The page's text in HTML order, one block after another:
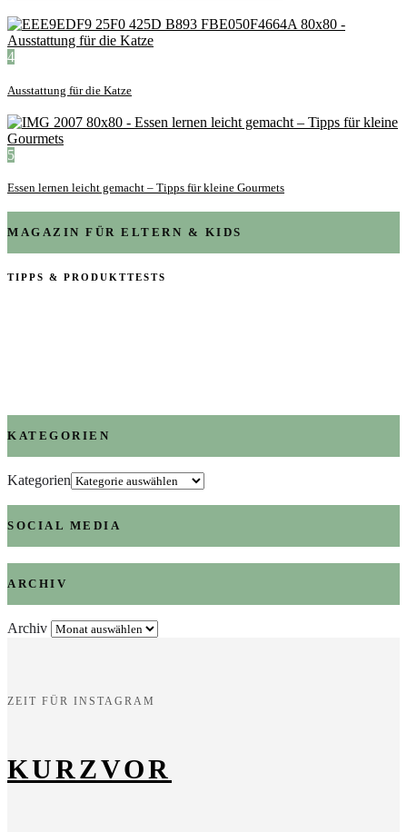
4
Ausstattung für die Katze
5
Essen lernen leicht gemacht – Tipps für kleine Gourmets
MAGAZIN FÜR ELTERN & KIDS
TIPPS & PRODUKTTESTS
KATEGORIEN
Kategorien
SOCIAL MEDIA
ARCHIV
Archiv
ZEIT FÜR INSTAGRAM
KURZVOR